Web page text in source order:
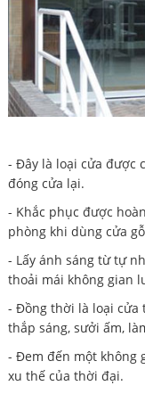
- Đây là loại cửa được
đóng cửa lại.
- Khắc phục được
phòng khi dùng cửa
- Lấy ánh sáng từ tự
thoải mái không gian
- Đồng thời là loại cửa
thắp sáng, sưởi ấm,
- Đem đến một không
xu thế của thời đại.